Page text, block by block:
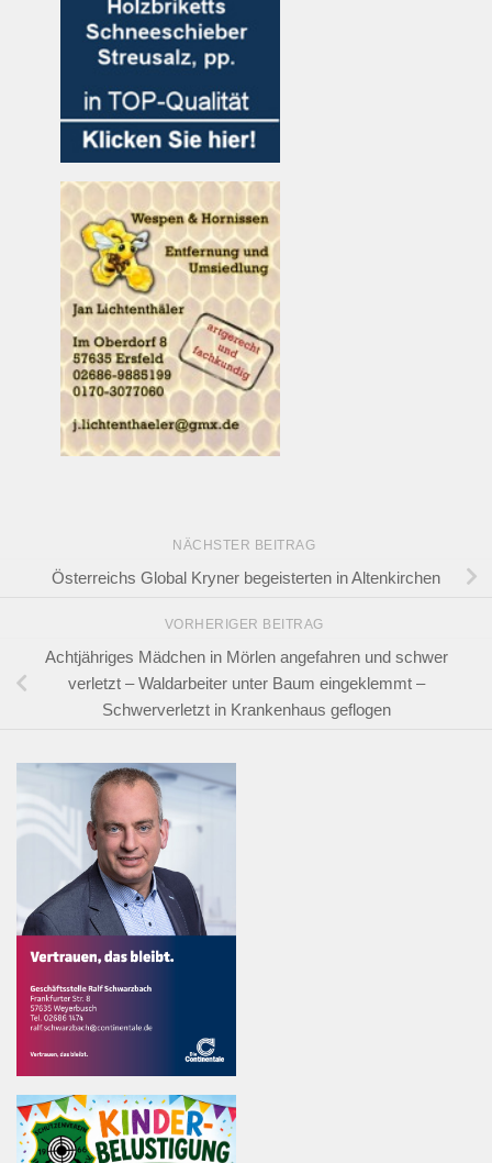
NÄCHSTER BEITRAG
Österreichs Global Kryner begeisterten in Altenkirchen
VORHERIGER BEITRAG
Achtjähriges Mädchen in Mörlen angefahren und schwer
verletzt – Waldarbeiter unter Baum eingeklemmt –
Schwerverletzt in Krankenhaus geflogen